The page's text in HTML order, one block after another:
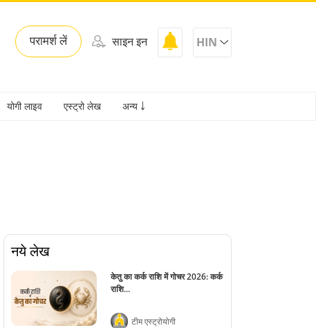
परामर्श लें साइन इन HIN
योगी लाइव एस्ट्रो लेख अन्य ￬
नये लेख
केतु का कर्क राशि में गोचर 2026: कर्क
राशि...
टीम एस्ट्रोयोगी